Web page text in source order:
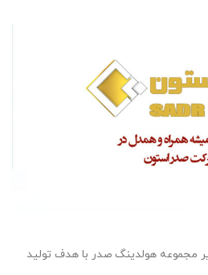
مجموعه هولدینگ صدر با هدف تولید